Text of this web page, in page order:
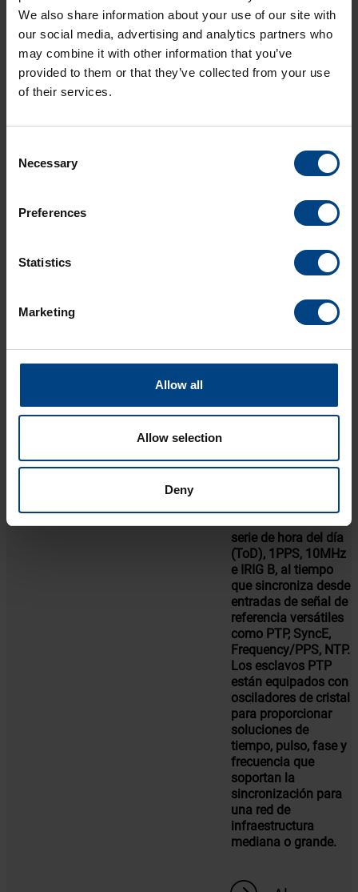
We also share information about your use of our site with
our social media, advertising and analytics partners who
may combine it with other information that you’ve
provided to them or that they’ve collected from your use
of their services.
Selection
Necessary
Preferences
Statistics
Marketing
Allow all
Allow selection
Deny
o atómicos para
proporcionar
soluciones de
tiempo, pulso, fase y
frecuencia que
mediante el Sistema
Navegación por
Satélite para una red
mediana o grande.
A los
esclavo PTP de
MOBATIME ofrece
tradicionales señales
serie de hora del día
(ToD), 1PPS, 10MHz
e IRIG B, al tiempo
que sincroniza desde
entradas de señal de
referencia versátiles
como PTP, SyncE,
Frequency/PPS, NTP.
Los esclavos PTP
están equipados con
osciladores de cristal
para proporcionar
soluciones de
tiempo, pulso, fase y
frecuencia que
soportan la
sincronización para
una red de
infraestructura
mediana o grande.